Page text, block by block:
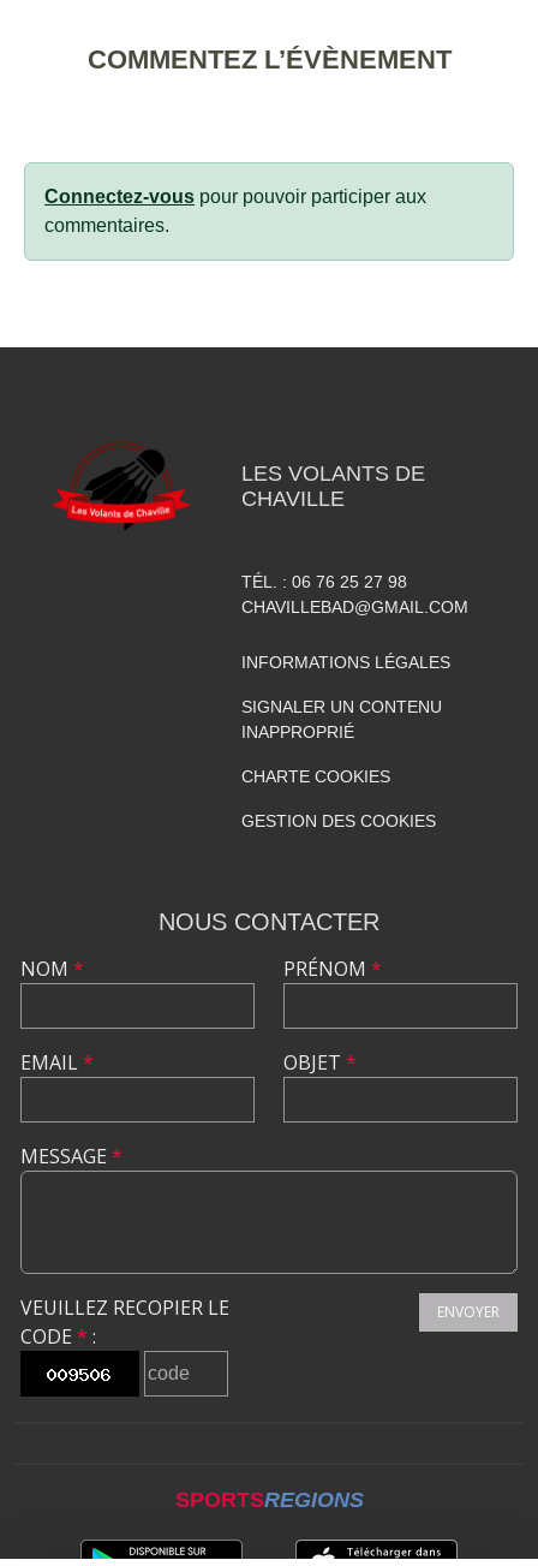
COMMENTEZ L’ÉVÈNEMENT
Connectez-vous pour pouvoir participer aux
commentaires.
LES VOLANTS DE
CHAVILLE
TÉL. : 06 76 25 27 98
CHAVILLEBAD@GMAIL.COM
INFORMATIONS LÉGALES
SIGNALER UN CONTENU
INAPPROPRIÉ
CHARTE COOKIES
GESTION DES COOKIES
NOUS CONTACTER
NOM *
EMAIL*
PRÉNOM *
OBJET *
MESSAGE *
VEUILLEZ RECOPIER LE
CODE * :
ENVOYER
SPORTSREGIONS